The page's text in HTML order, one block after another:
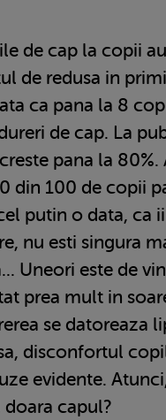
de cap la copii
de redusa in
ca pana la 8
de cap. La
pana la 80%.
din 100 de copii
putin o data, ca
nu esti singura
Uneori este de
prea mult in
se datoreaza
disconfortul
evidente.
doara capul?